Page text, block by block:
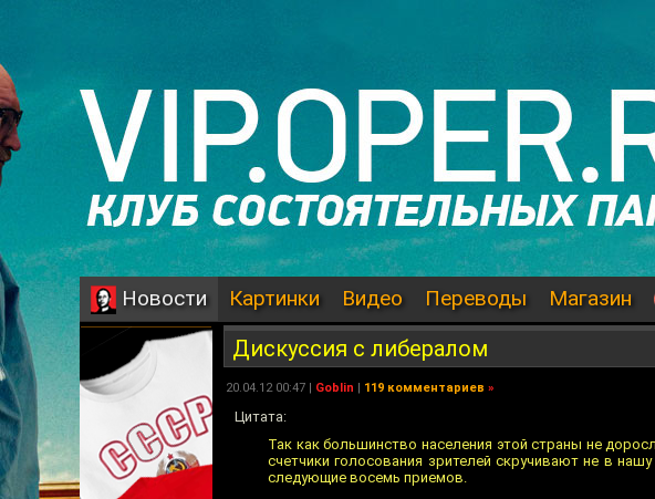
Новости Картинки Видео Переводы Магазин
Дискуссия с либералом
20.04.12 00:47 | Goblin | 119 комментариев »
Цитата:
Так как большинство населения этой страны не
счетчики голосования зрителей скручивают не в
следующие восемь приемов.